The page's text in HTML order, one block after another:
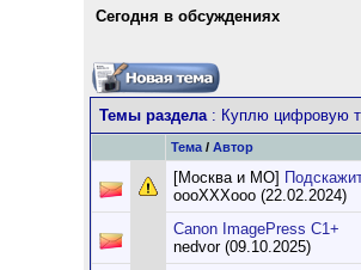
Сегодня в обсуждениях
Темы раздела: Куплю цифровую
Тема / Автор
[Москва и МО]
oooXXXooo (22.02.2024)
Canon ImagePress С1+
nedvor (09.10.2025)